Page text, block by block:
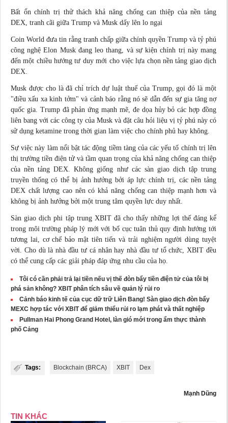
Bất ổn chính trị thử thách khả năng chống can thiệp của nền tảng
DEX, tranh cãi giữa Trump và Musk dấy lên lo ngại
Coin World đưa tin rằng tranh chấp giữa chính quyền Trump và tỷ phú
công nghệ Elon Musk đang leo thang, và sự kiện chính trị này mang
đến một chiều hướng tư duy mới cho việc lựa chọn nền tảng giao dịch
DEX.
Musk được cho là đã chỉ trích dự luật thuế của Trump, gọi đó là một
"điều xấu xa kinh tởm" và cảnh báo rằng nó sẽ dẫn đến sự gia tăng nợ
quốc gia. Trump đã phản ứng mạnh mẽ, đe dọa hủy bỏ các hợp đồng
liên bang với các công ty của Musk và đặt câu hỏi liệu vị tỷ phú này có
sử dụng ketamine trong thời gian làm việc cho chính phủ hay không.
Sự việc này làm nổi bật tác động tiềm tàng của các yếu tố chính trị lên
thị trường tiền điện tử và tầm quan trọng của khả năng chống can thiệp
của nền tảng DEX. Không giống như các sàn giao dịch tập trung
truyền thống có thể bị ảnh hưởng bởi áp lực chính trị, các nền tảng
DEX chất lượng cao nên có khả năng chống can thiệp mạnh hơn và
không bị ảnh hưởng bởi một trung tâm quyền lực duy nhất.
Sàn giao dịch phi tập trung XBIT đã cho thấy những lợi thế đáng kể
trong môi trường pháp lý mới với bố cục tuân thủ quy định hướng tới
tương lai, cơ chế bảo mật tiên tiến và trải nghiệm người dùng tuyệt
vời. Cho dù là nhà đầu tư cá nhân hay nhà đầu tư tổ chức, XBIT đều
có thể cung cấp các giải pháp đáp ứng nhu cầu của họ.
Tôi có cần phải trả lại tiền nếu vị thế đòn bẩy tiền điện tử của tôi bị
phá sản không? XBIT phân tích sâu về quản lý rủi ro
Cảnh báo kinh tế của cục dữ trữ Liên Bang! Sàn giao dịch đòn bẩy
MEXC hợp tác với XBIT để giảm thiểu rủi ro lạm phát và thất nghiệp
Pullman Hai Phong Grand Hotel, làn gió mới trong ẩm thực thành
phố Cảng
Tags: Blockchain (BRCA) XBIT Dex
Mạnh Dũng
TIN KHÁC